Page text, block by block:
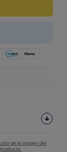
de la imagen del